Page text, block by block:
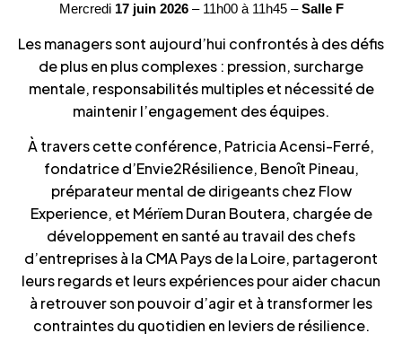
Mercredi 17 juin 2026 – 11h00 à 11h45 – Salle F
Les managers sont aujourd’hui confrontés à des défis
de plus en plus complexes : pression, surcharge
mentale, responsabilités multiples et nécessité de
maintenir l’engagement des équipes.
À travers cette conférence, Patricia Acensi-Ferré,
fondatrice d’Envie2Résilience, Benoît Pineau,
préparateur mental de dirigeants chez Flow
Experience, et Mérïem Duran Boutera, chargée de
développement en santé au travail des chefs
d’entreprises à la CMA Pays de la Loire, partageront
leurs regards et leurs expériences pour aider chacun
à retrouver son pouvoir d’agir et à transformer les
contraintes du quotidien en leviers de résilience.